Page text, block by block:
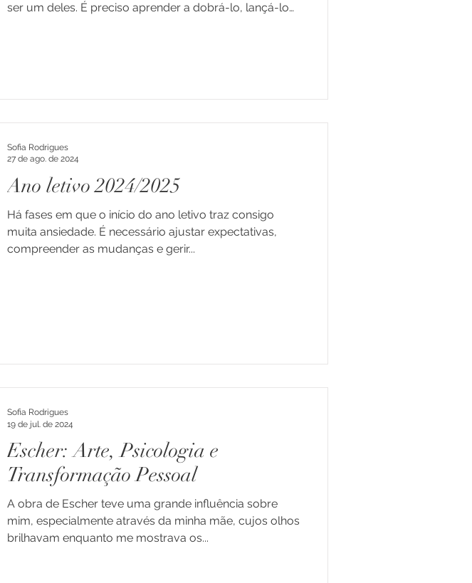
Consultoria Crianças e Jovens
ser um deles. É preciso aprender a dobrá-lo, lançá-lo
pelo me
Ano letivo 2024/2025
Há fases em que o início do ano letivo traz consigo
muita ansiedade. É necessário ajustar expectativas,
compreender as mudanças e gerir...
Sofia Rodrigues
27 de ago. de 2024
Escher: Arte, Psicologia e
Transformação Pessoal
A obra de Escher teve uma grande influência sobre
mim, especialmente através da minha mãe, cujos olhos
brilhavam enquanto me mostrava os...
Sofia Rodrigues
19 de jul. de 2024